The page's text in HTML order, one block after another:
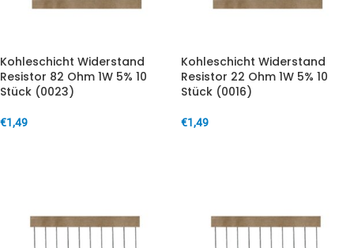
Kohleschicht Widerstand
Resistor 82 Ohm 1W 5% 10
Stück (0023)
€1,49
Kohleschicht Widerstand
Resistor 22 Ohm 1W 5% 10
Stück (0016)
€1,49